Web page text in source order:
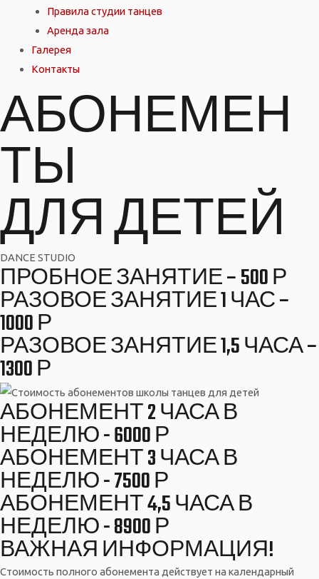
Правила студии танцев
Аренда зала
Галерея
Контакты
АБОНЕМЕН
ТЫ
ДЛЯ ДЕТЕЙ
DANCE STUDIO
ПРОБНОЕ ЗАНЯТИЕ – 500 Р
РАЗОВОЕ ЗАНЯТИЕ 1 ЧАС –
1000 Р
РАЗОВОЕ ЗАНЯТИЕ 1,5 ЧАСА –
1300 Р
АБОНЕМЕНТ 2 ЧАСА В
НЕДЕЛЮ - 6000 Р
АБОНЕМЕНТ 3 ЧАСА В
НЕДЕЛЮ - 7500 Р
АБОНЕМЕНТ 4,5 ЧАСА В
НЕДЕЛЮ - 8900 Р
ВАЖНАЯ ИНФОРМАЦИЯ!
Стоимость полного абонемента действует на календарный